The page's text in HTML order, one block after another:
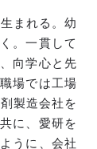
まれる。幼
。一貫して
向学心と先
場では工場
製造会社を
に、愛研を
うに、会社